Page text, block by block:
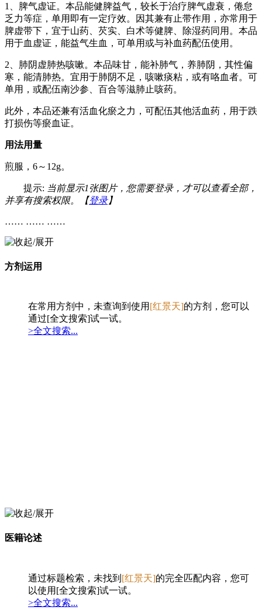
1、脾气虚证。本品能健脾益气，较长于治疗脾气虚衰，倦怠
乏力等症，单用即有一定疗效。因其兼有止带作用，亦常用于
脾虚带下，宜于山药、芡实、白术等健脾、除湿药同用。本品
用于血虚证，能益气生血，可单用或与补血药配伍使用。
2、肺阴虚肺热咳嗽。本品味甘，能补肺气，养肺阴，其性偏
寒，能清肺热。宜用于肺阴不足，咳嗽痰粘，或有咯血者。可
单用，或配伍南沙参、百合等滋肺止咳药。
此外，本品还兼有活血化瘀之力，可配伍其他活血药，用于跌
打损伤等瘀血证。
用法用量
煎服，6～12g。
提示: 当前显示1张图片，您需要登录，才可以查看全部，
并享有搜索权限。【登录】
…… …… ……
方剂运用
在常用方剂中，未查询到使用 [红景天]的方剂，您可以
通过[全文搜索]试一试。
>全文搜索...
医籍论述
通过标题检索，未找到 [红景天]的完全匹配内容，您可
以使用[全文搜索]试一试。
>全文搜索...